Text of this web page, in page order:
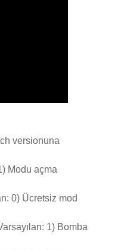
versionuna
Modu açma
0) Ücretsiz mod
1) Bomba